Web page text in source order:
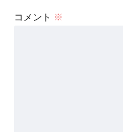
コメント ※